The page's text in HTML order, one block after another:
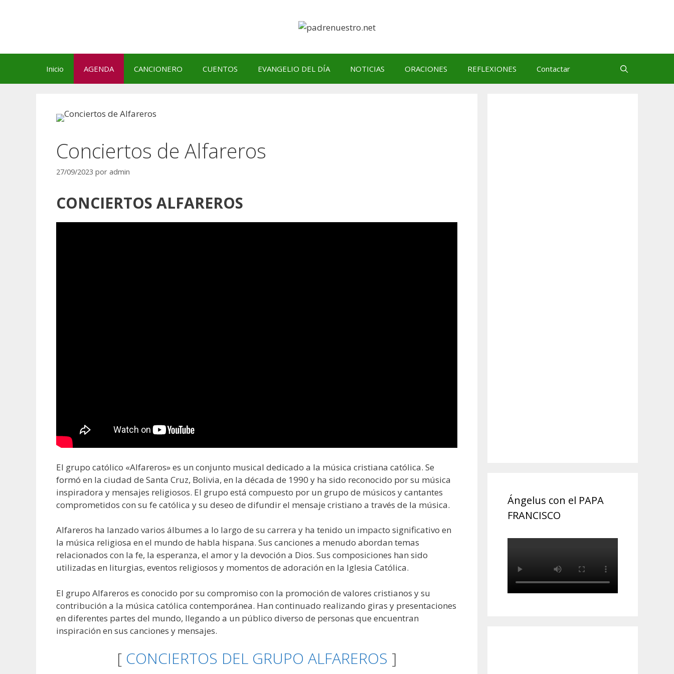
Inicio AGENDA CANCIONERO CUENTOS EVANGELIO DEL DÍA NOTICIAS ORACIONES REFLEXIONES Contactar
Conciertos de Alfareros
27/09/2023 por admin
CONCIERTOS ALFAREROS
El grupo católico «Alfareros» es un conjunto musical dedicado a la música cristiana católica. Se
formó en la ciudad de Santa Cruz, Bolivia, en la década de 1990 y ha sido reconocido por su música
inspiradora y mensajes religiosos. El grupo está compuesto por un grupo de músicos y cantantes
comprometidos con su fe católica y su deseo de difundir el mensaje cristiano a través de la música.
Alfareros ha lanzado varios álbumes a lo largo de su carrera y ha tenido un impacto significativo en
la música religiosa en el mundo de habla hispana. Sus canciones a menudo abordan temas
relacionados con la fe, la esperanza, el amor y la devoción a Dios. Sus composiciones han sido
utilizadas en liturgias, eventos religiosos y momentos de adoración en la Iglesia Católica.
El grupo Alfareros es conocido por su compromiso con la promoción de valores cristianos y su
contribución a la música católica contemporánea. Han continuado realizando giras y presentaciones
en diferentes partes del mundo, llegando a un público diverso de personas que encuentran
inspiración en sus canciones y mensajes.
[ CONCIERTOS DEL GRUPO ALFAREROS ]
Ángelus con el PAPA
FRANCISCO